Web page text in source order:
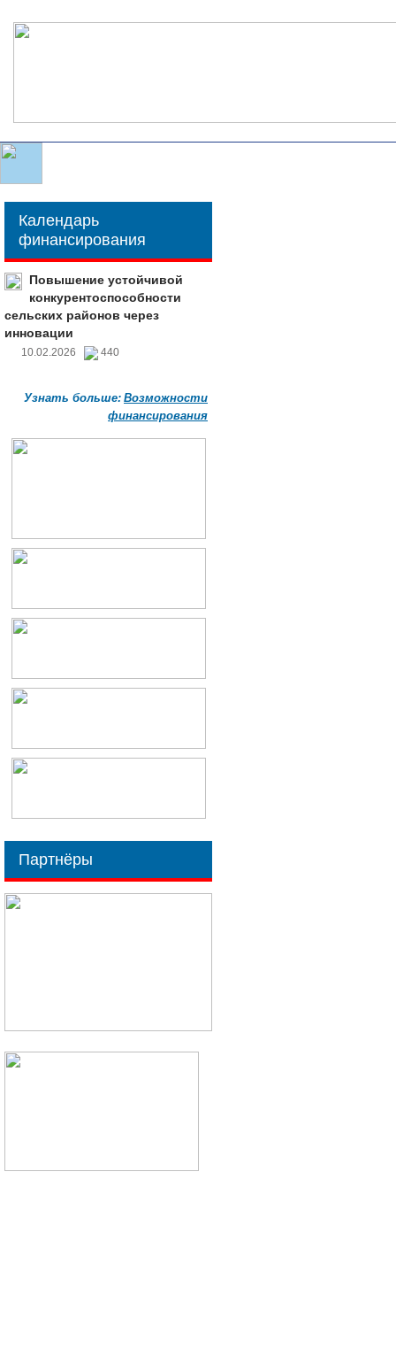
Календарь
финансирования
Повышение устойчивой
конкурентоспособности
сельских районов через
инновации
10.02.2026 440
Узнать больше: Возможности
финансирования
Партнёры